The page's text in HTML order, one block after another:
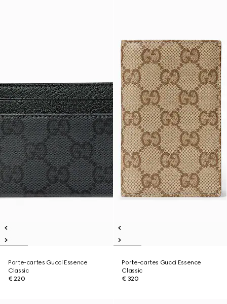
Porte-cartes Gucci Essence
Classic
€ 220
Porte-cartes Gucci Essence
Classic
€ 320